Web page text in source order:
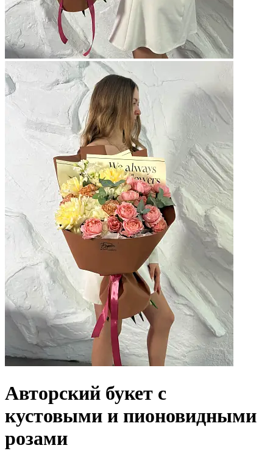
Авторский букет с
кустовыми и пионовидными
розами